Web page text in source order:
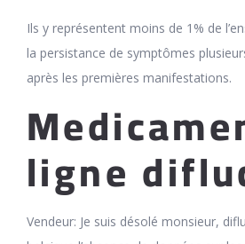
Ils y représentent moins de 1% de
la persistance de symptômes
après les premières manifestations.
ligne
Vendeur: Je suis désolé monsieur,